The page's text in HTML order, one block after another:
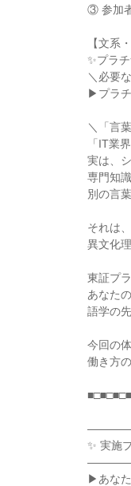
③ 参加
【文系
✨プラ
＼必要
▶プラ
＼「言
「IT業
実は、
専門知
別の言
それは
異文化
東証プ
あなた
語学の
今回の
働き方
✨ 実施
▶あな